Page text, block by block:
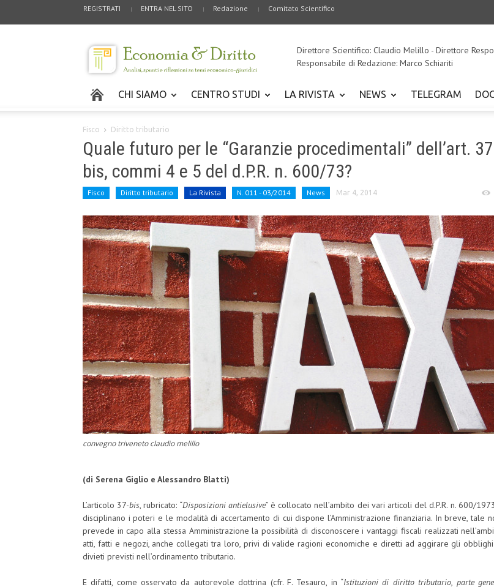
REGISTRATI ENTRA NEL SITO Redazione Comitato Scientifico
Direttore Scientifico: Claudio Melillo - Direttore
Responsabile di Redazione: Marco Schiariti
CHI SIAMO CENTRO STUDI LA RIVISTA NEWS TELEGRAM
Fisco Diritto tributario
Quale futuro per le “Garanzie procedimentali” dell’art.
bis, commi 4 e 5 del d.P.R. n. 600/73?
Fisco Diritto tributario La Rivista N. 011 - 03/2014 News Mar 4, 2014
convegno triveneto claudio melillo
(di Serena Giglio e Alessandro Blatti)
L’articolo 37-bis, rubricato: “Disposizioni antielusive” è collocato nell’ambito dei vari articoli del d.P.R. n. 600/
disciplinano i poteri e le modalità di accertamento di cui dispone l’Amministrazione finanziaria. In breve, tale
prevede in capo alla stessa Amministrazione la possibilità di disconoscere i vantaggi fiscali realizzati
atti, fatti e negozi, anche collegati tra loro, privi di valide ragioni economiche e diretti ad aggirare gli
divieti previsti nell’ordinamento tributario.
E difatti, come osservato da autorevole dottrina (cfr. F. Tesauro, in “Istituzioni di diritto tributario, parte